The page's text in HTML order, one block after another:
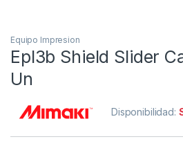
Equipo Impresion
Epl3b Shield Slider
Un
Disponibilidad: